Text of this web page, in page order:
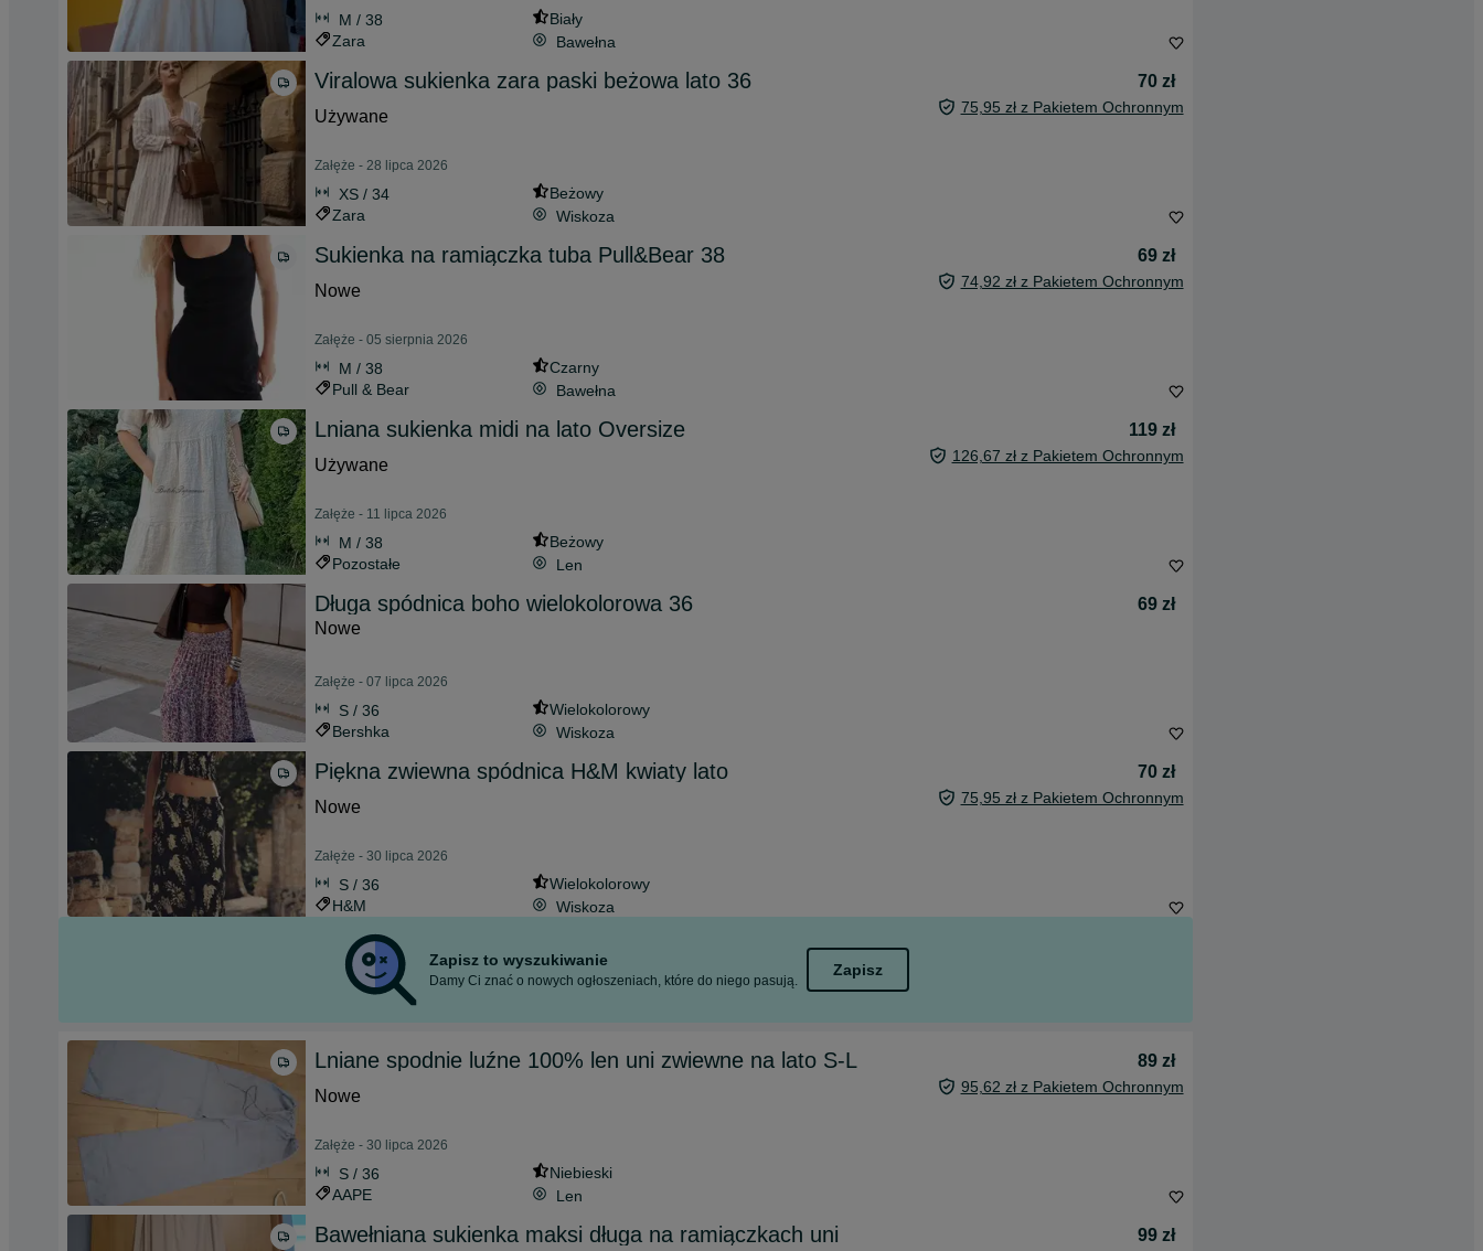
M / 38
Biały
Zara
Bawełna
Viralowa sukienka zara paski beżowa lato 36
70 zł
Używane
75,95 zł z Pakietem Ochronnym
Załęże - 28 lipca 2026
XS / 34
Beżowy
Zara
Wiskoza
Sukienka na ramiączka tuba Pull&Bear 38
69 zł
Nowe
74,92 zł z Pakietem Ochronnym
Załęże - 05 sierpnia 2026
M / 38
Czarny
Pull & Bear
Bawełna
Lniana sukienka midi na lato Oversize
119 zł
Używane
126,67 zł z Pakietem Ochronnym
Załęże - 11 lipca 2026
M / 38
Beżowy
Pozostałe
Len
Długa spódnica boho wielokolorowa 36
69 zł
Nowe
Załęże - 07 lipca 2026
S / 36
Wielokolorowy
Bershka
Wiskoza
Piękna zwiewna spódnica H&M kwiaty lato
70 zł
Nowe
75,95 zł z Pakietem Ochronnym
Załęże - 30 lipca 2026
S / 36
Wielokolorowy
H&M
Wiskoza
Zapisz to wyszukiwanie
Damy Ci znać o nowych ogłoszeniach, które do niego pasują.
Zapisz
Lniane spodnie luźne 100% len uni zwiewne na lato S-L
89 zł
Nowe
95,62 zł z Pakietem Ochronnym
Załęże - 30 lipca 2026
S / 36
Niebieski
AAPE
Len
Bawełniana sukienka maksi długa na ramiączkach uni
99 zł